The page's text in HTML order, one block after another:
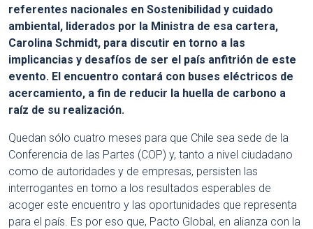
referentes nacionales en Sostenibilidad y cuidado
ambiental, liderados por la Ministra de esa cartera,
Carolina Schmidt, para discutir en torno a las
implicancias y desafíos de ser el país anfitrión de este
evento. El encuentro contará con buses eléctricos de
acercamiento, a fin de reducir la huella de carbono a
raíz de su realización.
Quedan sólo cuatro meses para que Chile sea sede de la
Conferencia de las Partes (COP) y, tanto a nivel ciudadano
como de autoridades y de empresas, persisten las
interrogantes en torno a los resultados esperables de
acoger este encuentro y las oportunidades que representa
para el país. Es por eso que, Pacto Global, en alianza con la